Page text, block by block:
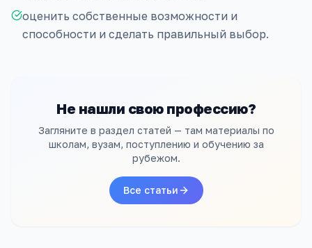
оценить собственные возможности и
способности и сделать правильный выбор.
Не нашли свою профессию?
Загляните в раздел статей — там материалы по
школам, вузам, поступлению и обучению за
рубежом.
Все статьи